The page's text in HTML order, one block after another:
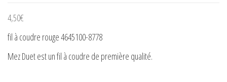
4,50€
fil à coudre rouge 4645100-8778
Mez Duet est un fil à coudre de première qualité.